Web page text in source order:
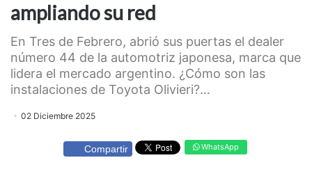
ampliando su red
En Tres de Febrero, abrió sus puertas el dealer
número 44 de la automotriz japonesa, marca que
lidera el mercado argentino. ¿Cómo son las
instalaciones de Toyota Olivieri?...
02 Diciembre 2025
Compartir WhatsApp